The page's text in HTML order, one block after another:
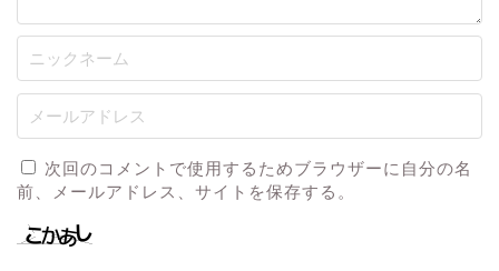
次回のコメントで使用するためブラウザーに自分の名
前、メールアドレス、サイトを保存する。